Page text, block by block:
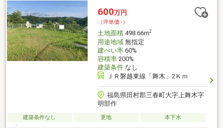
600万円
（坪単価:-）
土地面積498.66m2
用途地域無指定
建ぺい率60%
容積率200%
建築条件なし
ＪＲ磐越東線「舞木」2Ｋｍ
福島県田村郡三春町大字上舞木字
明部作
建築条件なし 更地 本下水